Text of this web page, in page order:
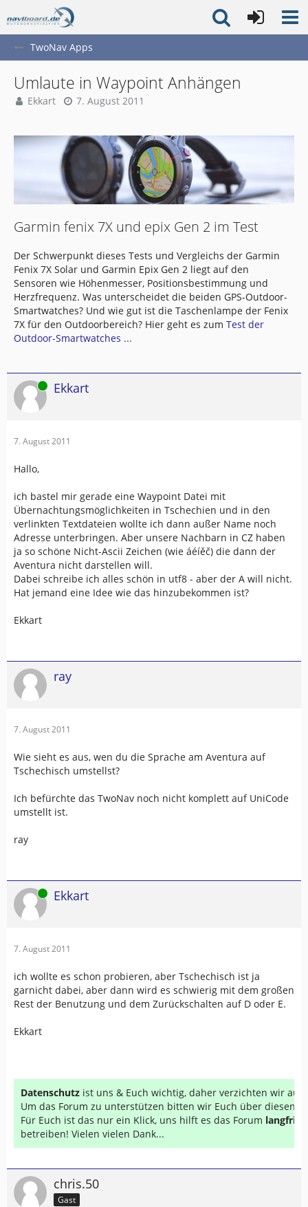
TwoNav Apps
Umlaute in Waypoint Anhängen
Ekkart 7. August 2011
Garmin fenix 7X und epix Gen 2 im Test
Der Schwerpunkt dieses Tests und Vergleichs der Garmin
Fenix 7X Solar und Garmin Epix Gen 2 liegt auf den
Sensoren wie Höhenmesser, Positionsbestimmung und
Herzfrequenz. Was unterscheidet die beiden GPS-Outdoor-
Smartwatches? Und wie gut ist die Taschenlampe der Fenix
7X für den Outdoorbereich? Hier geht es zum Test der
Outdoor-Smartwatches ...
Online Ekkart
7. August 2011
Hallo,
ich bastel mir gerade eine Waypoint Datei mit
Übernachtungsmöglichkeiten in Tschechien und in den
verlinkten Textdateien wollte ich dann außer Name noch
Adresse unterbringen. Aber unsere Nachbarn in CZ haben
ja so schöne Nicht-Ascii Zeichen (wie áéíěč) die dann der
Aventura nicht darstellen will.
Dabei schreibe ich alles schön in utf8 - aber der A will nicht.
Hat jemand eine Idee wie das hinzubekommen ist?
Ekkart
ray
7. August 2011
Wie sieht es aus, wen du die Sprache am Aventura auf
Tschechisch umstellst?
Ich befürchte das TwoNav noch nicht komplett auf UniCode
umstellt ist.
ray
Online Ekkart
7. August 2011
ich wollte es schon probieren, aber Tschechisch ist ja
garnicht dabei, aber dann wird es schwierig mit dem großen
Rest der Benutzung und dem Zurückschalten auf D oder E.
Ekkart
Datenschutz ist uns & Euch wichtig, daher verzichten wir auf
Um das Forum zu unterstützen bitten wir Euch über diesen
Für Euch ist das nur ein Klick, uns hilft es das Forum
betreiben! Vielen vielen Dank...
chris.50
Gast